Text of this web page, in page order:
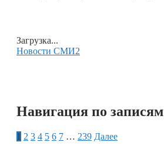
Загрузка...
Новости СМИ2
Навигация по записям
1 2 3 4 5 6 7 … 239 Далее